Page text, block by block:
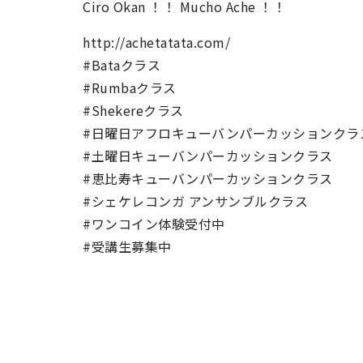
Ciro Okan ！！ Mucho Ache ！！
http://achetatata.com/
#Bataクラス
#Rumbaクラス
#Shekereクラス
#日曜日アフロキューバンパーカッションクラ
#土曜日キューバンパーカッションクラス
#恵比寿キューバンパーカッションクラス
#シェケレコンガ アンサンブルクラス
#ワンコイン体験受付中
#受講生募集中